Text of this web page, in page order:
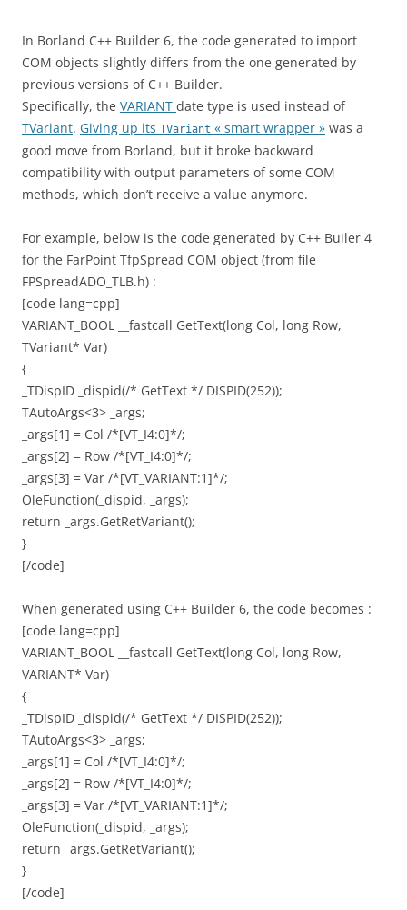
In Borland C++ Builder 6, the code generated to import
COM objects slightly differs from the one generated by
previous versions of C++ Builder.
Specifically, the VARIANT date type is used instead of
TVariant. Giving up its TVariant « smart wrapper » was a
good move from Borland, but it broke backward
compatibility with output parameters of some COM
methods, which don’t receive a value anymore.
For example, below is the code generated by C++ Builer 4
for the FarPoint TfpSpread COM object (from file
FPSpreadADO_TLB.h) :
[code lang=cpp]
VARIANT_BOOL __fastcall GetText(long Col, long Row,
TVariant* Var)
{
_TDispID _dispid(/* GetText */ DISPID(252));
TAutoArgs<3> _args;
_args[1] = Col /*[VT_I4:0]*/;
_args[2] = Row /*[VT_I4:0]*/;
_args[3] = Var /*[VT_VARIANT:1]*/;
OleFunction(_dispid, _args);
return _args.GetRetVariant();
}
[/code]
When generated using C++ Builder 6, the code becomes :
[code lang=cpp]
VARIANT_BOOL __fastcall GetText(long Col, long Row,
VARIANT* Var)
{
_TDispID _dispid(/* GetText */ DISPID(252));
TAutoArgs<3> _args;
_args[1] = Col /*[VT_I4:0]*/;
_args[2] = Row /*[VT_I4:0]*/;
_args[3] = Var /*[VT_VARIANT:1]*/;
OleFunction(_dispid, _args);
return _args.GetRetVariant();
}
[/code]